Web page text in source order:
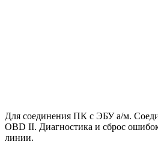
Для соединения ПК с ЭБУ а/м.
OBD II. Диагностика и сброс
линии.